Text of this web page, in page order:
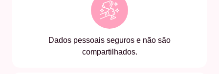
Dados pessoais seguros e não são
compartilhados.